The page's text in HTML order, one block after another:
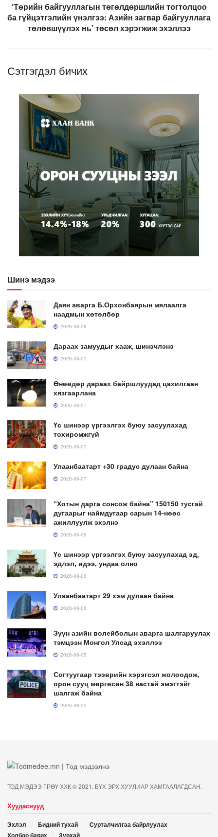
‘Төрийн байгууллагын төгөлдөршлийн тогтолцоо
ба гүйцэтгэлийн үнэлгээ: Азийн загвар байгууллага
төлөвшүүлэх нь’ төсөл хэрэгжиж эхэллээ
Сэтгэгдэл бичих
Шинэ мэдээ
Даян аварга Б.Орхонбаярын мялаалга
наадмын хөтөлбөр
2026-08-08
Дараах замуудыг хааж, шинэчлэнэ
2026-08-07
Өнөөдөр дараах байршлуудад цахилгаан
хязгаарлана
2026-08-07
Үс шинээр үргээлгэх буюу засуулахад
тохиромжгүй
2026-08-07
Улаанбаатарт +30 градус дулаан байна
2026-08-07
“Хотын дарга сонсож байна” 150150 тусгай
дугаарыг наймдугаар сарын 14-нөөс
ажиллуулж эхэлнэ
2026-08-06
Үс шинээр үргээлгэх буюу засуулахад эд,
эдлэл, идээ, ундаа олно
2026-08-06
Улаанбаатарт 29 хэм дулаан байна
2026-08-06
Зүүн азийн волейболын аварга шалгаруулах
тэмцээн Монгол Улсад эхэллээ
2026-08-05
Согтуугаар тээврийн хэрэгсэл жолоодож,
орон сууц мөргөсөн 38 настай эмэгтэйг
шалгаж байна
2026-08-05
ТОД МЭДЭЭ ГРӨҮ ХХК © 2021. БҮХ ЭРХ ХУУЛИАР ХАМГААЛАГДСАН.
Хуудаснууд
Эхлэл Бидний тухай
Сурталчилгаа байрлуулах
Холбоо барих
Зурхай